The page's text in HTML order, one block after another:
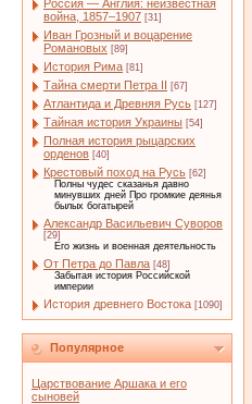
Россия — Англия: неизвестная
война, 1857–1907 [31]
Иван Грозный и воцарение
Романовых [89]
История Рима [81]
Тайна смерти Петра II [67]
Атлантида и Древняя Русь [127]
Тайная история Украины [54]
Полная история рыцарских
орденов [40]
Крестовый поход на Русь [62]
Полны чудес сказанья давно
минувших дней Про громкие деянья
былых богатырей
Александр Васильевич Суворов
[29]
Его жизнь и военная деятельность
От Петра до Павла [48]
Забытая история Российской
империи
История древнего Востока [1090]
Популярное
Царствование Аршака и его
сыновей